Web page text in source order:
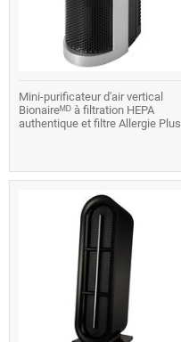
Mini-purificateur d'air vertical
Bionaireᴹᴰ à filtration HEPA
authentique et filtre Allergie Plus